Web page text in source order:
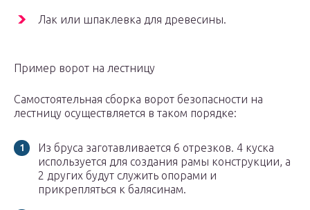
Лак или шпаклевка для древесины.
Пример ворот на лестницу
Самостоятельная сборка ворот безопасности на
лестницу осуществляется в таком порядке:
Из бруса заготавливается 6 отрезков. 4 куска
используется для создания рамы конструкции, а
2 других будут служить опорами и
прикрепляться к балясинам.